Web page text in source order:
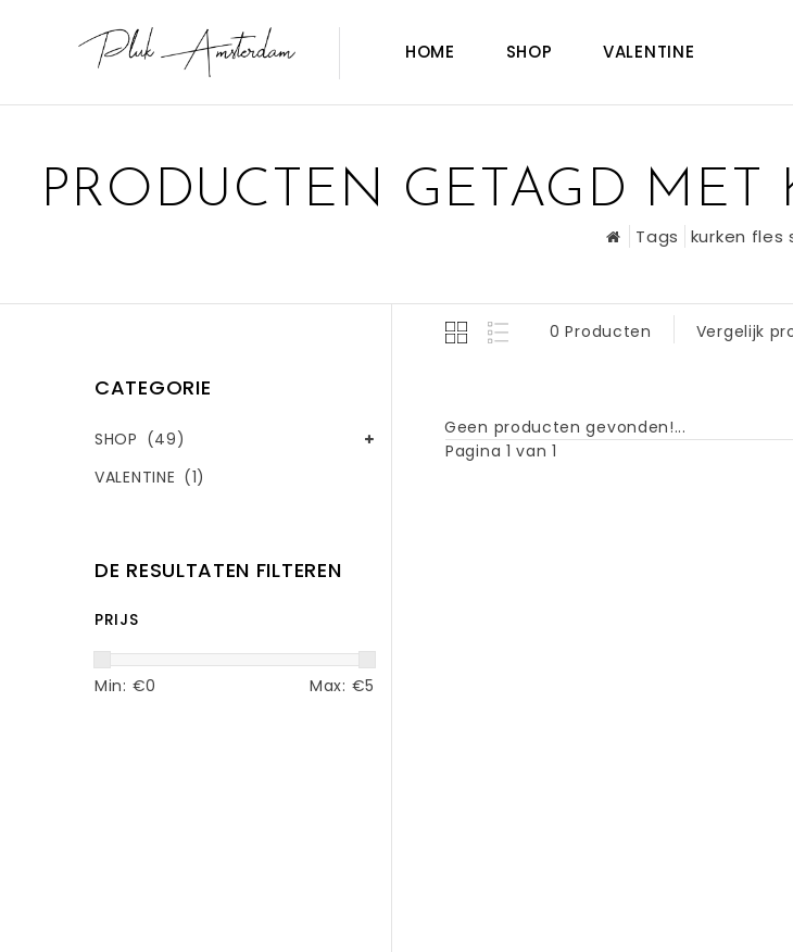
HOME SHOP VALENTINE
PRODUCTEN GETAGD MET
Tags kurken fles
CATEGORIE
SHOP (49)
VALENTINE (1)
DE RESULTATEN FILTEREN
PRIJS
Min: €0 Max: €5
0 Producten Vergelijk
Geen producten gevonden!...
Pagina 1 van 1